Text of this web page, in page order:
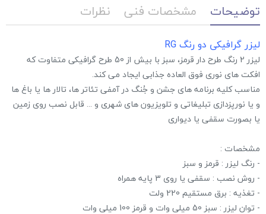
توضیحات مشخصات فنی نظرات
لیزر گرافیکی دو رنگ RG
لیزر 2 رنگ طرح دار قرمز، سبز با بیش از 50 طرح گرافیکی متفاوت که
افکت های نوری فوق العاده جذابی ایجاد می کند.
مناسب کلیه برنامه های جشن و جُنگ در آمفی تئاتر ها، تالار ها یا باغ ها
و یا نورپزدازی تبلیغاتی و تلویزیون های شهری و ... قابل نصب روی زمین
یا بصورت سقفی یا دیواری
مشخصات :
- رنگ لیزر : قرمز و سبز
- روش نصب : سقفی یا روی 3 پایه همراه
- تغذیه : برق مستقیم 220 ولت
- توان لیزر : سبز 50 میلی وات و قرمز 100 میلی وات